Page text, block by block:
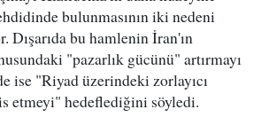
bulunmasının iki nedeni
Dışarıda bu hamlenin İran'ın
"pazarlık gücünü" artırmayı
ise "Riyad üzerindeki zorlayıcı
etmeyi" hedeflediğini söyledi.